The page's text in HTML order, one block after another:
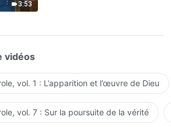
3:53
vidéos
vol. 1 : L’apparition et l’œuvre de Dieu
vol. 7 : Sur la poursuite de la vérité